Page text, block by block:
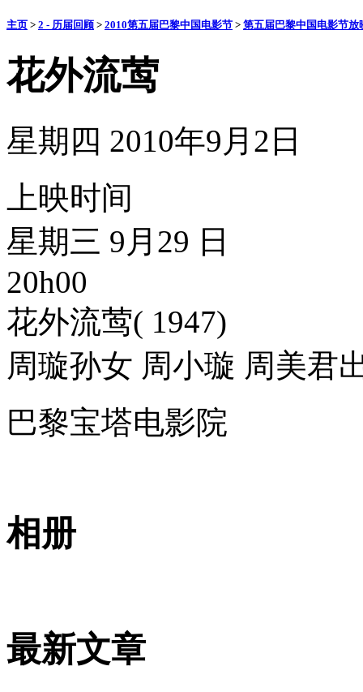
主页 > 2 - 历届回顾 > 2010第五届巴黎中国电影节 > 第五届巴黎中国电影节放
花外流莺
星期四 2010年9月2日
上映时间
星期三 9月29 日
20h00
花外流莺( 1947)
周璇孙女 周小璇 周美君
巴黎宝塔电影院
相册
最新文章